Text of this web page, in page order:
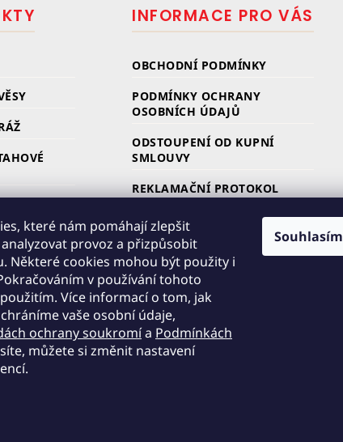
které nám pomáhají zlepšit
provoz a přizpůsobit
Některé cookies mohou být použity i
v používání tohoto
Více informací o tom, jak
vaše osobní údaje,
ochrany soukromía Podmínkách
můžete si změnit nastavení
Souhlasím
INFORMACE PRO VÁS
OBCHODNÍ PODMÍNKY
PODMÍNKY OCHRANY
OSOBNÍCH ÚDAJŮ
ODSTOUPENÍ OD KUPNÍ
SMLOUVY
REKLAMAČNÍ PROTOKOL
ZPŮSOB A CENA DOPRAVY
ZPŮSOB PLATBY
DOBA DODÁNÍ
KONTAKTY